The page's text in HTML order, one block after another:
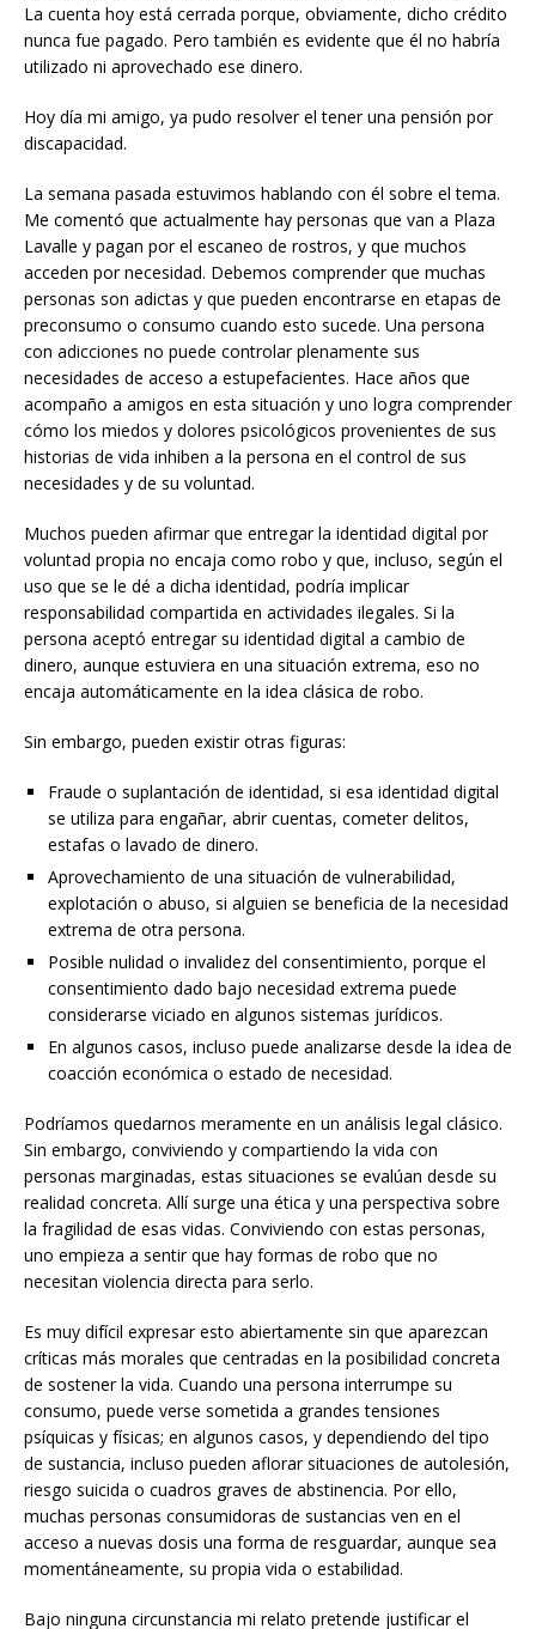
La cuenta hoy está cerrada porque, obviamente, dicho crédito
nunca fue pagado. Pero también es evidente que él no habría
utilizado ni aprovechado ese dinero.
Hoy día mi amigo, ya pudo resolver el tener una pensión por
discapacidad.
La semana pasada estuvimos hablando con él sobre el tema.
Me comentó que actualmente hay personas que van a Plaza
Lavalle y pagan por el escaneo de rostros, y que muchos
acceden por necesidad. Debemos comprender que muchas
personas son adictas y que pueden encontrarse en etapas de
preconsumo o consumo cuando esto sucede. Una persona
con adicciones no puede controlar plenamente sus
necesidades de acceso a estupefacientes. Hace años que
acompaño a amigos en esta situación y uno logra comprender
cómo los miedos y dolores psicológicos provenientes de sus
historias de vida inhiben a la persona en el control de sus
necesidades y de su voluntad.
Muchos pueden afirmar que entregar la identidad digital por
voluntad propia no encaja como robo y que, incluso, según el
uso que se le dé a dicha identidad, podría implicar
responsabilidad compartida en actividades ilegales. Si la
persona aceptó entregar su identidad digital a cambio de
dinero, aunque estuviera en una situación extrema, eso no
encaja automáticamente en la idea clásica de robo.
Sin embargo, pueden existir otras figuras:
Fraude o suplantación de identidad, si esa identidad digital
se utiliza para engañar, abrir cuentas, cometer delitos,
estafas o lavado de dinero.
Aprovechamiento de una situación de vulnerabilidad,
explotación o abuso, si alguien se beneficia de la necesidad
extrema de otra persona.
Posible nulidad o invalidez del consentimiento, porque el
consentimiento dado bajo necesidad extrema puede
considerarse viciado en algunos sistemas jurídicos.
En algunos casos, incluso puede analizarse desde la idea de
coacción económica o estado de necesidad.
Podríamos quedarnos meramente en un análisis legal clásico.
Sin embargo, conviviendo y compartiendo la vida con
personas marginadas, estas situaciones se evalúan desde su
realidad concreta. Allí surge una ética y una perspectiva sobre
la fragilidad de esas vidas. Conviviendo con estas personas,
uno empieza a sentir que hay formas de robo que no
necesitan violencia directa para serlo.
Es muy difícil expresar esto abiertamente sin que aparezcan
críticas más morales que centradas en la posibilidad concreta
de sostener la vida. Cuando una persona interrumpe su
consumo, puede verse sometida a grandes tensiones
psíquicas y físicas; en algunos casos, y dependiendo del tipo
de sustancia, incluso pueden aflorar situaciones de autolesión,
riesgo suicida o cuadros graves de abstinencia. Por ello,
muchas personas consumidoras de sustancias ven en el
acceso a nuevas dosis una forma de resguardar, aunque sea
momentáneamente, su propia vida o estabilidad.
Bajo ninguna circunstancia mi relato pretende justificar el